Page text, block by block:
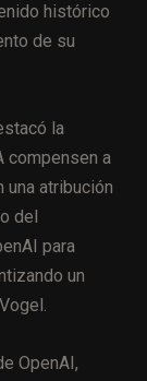
histórico
de su
la
compensen a
una atribución
del
para
un
OpenAI,